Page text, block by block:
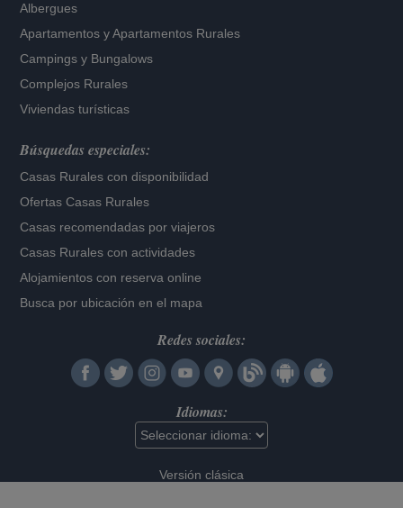
Albergues
Apartamentos yApartamentos Rurales
Campings y Bungalows
Complejos Rurales
Viviendas turísticas
Búsquedas especiales:
Casas Rurales con disponibilidad
Ofertas Casas Rurales
Casas recomendadas por viajeros
Casas Rurales con actividades
Alojamientos con reserva online
Busca por ubicación en el mapa
Redes sociales:
Idiomas:
Versión clásica